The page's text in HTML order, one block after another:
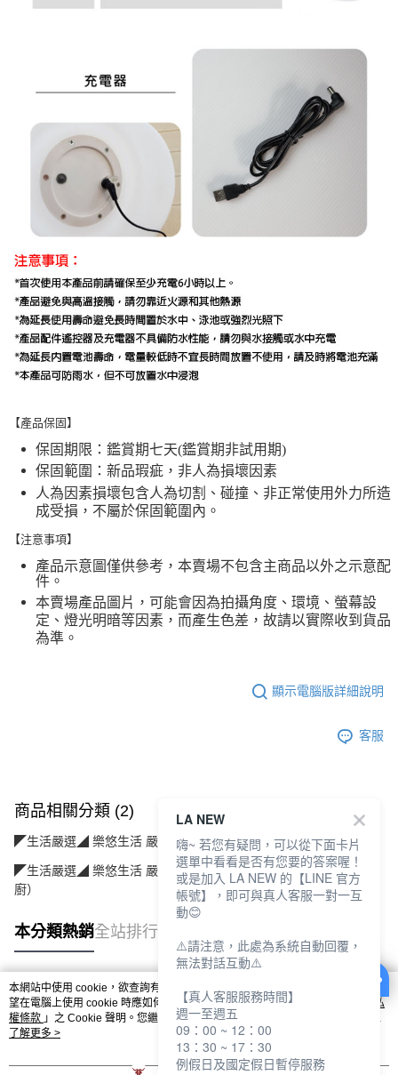
【產品保固】
保固期限：鑑賞期七天(鑑賞期非試用期)
保固範圍：新品瑕疵，非人為損壞因素
人為因素損壞包含人為切割、碰撞、非正常使用外力所造
成受損，不屬於保固範圍內。
【注意事項】
產品示意圖僅供參考，本賣場不包含主商品以外之示意配
件。
本賣場產品圖片，可能會因為拍攝角度、環境、螢幕設
定、燈光明暗等因素，而產生色差，故請以實際收到貨品
為準。
顯示電腦版詳細說明
客服
商品相關分類 (2)
◤生活嚴選◢ 樂悠生活 嚴選好物 有品設計(創意/巧思/配件)
◤生活嚴選◢ 樂悠生活 嚴選好物
居家生活(傢寢飾品/用品/餐
廚）
本分類熱銷全站排行
熱門標籤
本網站中使用 cookie，欲查詢有關本網站使用 cookie 方式之詳情，及若您不希
望在電腦上使用 cookie 時應如何變更電腦的 cookie 設定，請參閱本網站「
隱私
權條款 」之 Cookie 聲明。您繼續使用本網站即表示您同意本公司得按本網站使
用條款之 Cookie 聲明使用 cookie。
了解更多 >
LA NEW
嗨~ 若您有疑問，可以從下面卡片
選單中看看是否有您要的答案喔！
或是加入 LA NEW 的【LINE 官方
帳號】，即可與真人客服一對一互
動😊
⚠️請注意，此處為系統自動回覆，
無法對話互動⚠️
【真人客服服務時間】
週一至週五
09：00 ~ 12：00
13：30 ~ 17：30
例假日及國定假日暫停服務